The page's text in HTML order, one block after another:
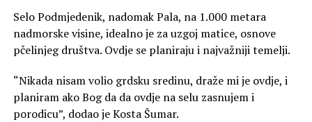
Selo Podmjedenik, nadomak Pala, na 1.000 metara
nadmorske visine, idealno je za uzgoj matice, osnove
pčelinjeg društva. Ovdje se planiraju i najvažniji temelji.
“Nikada nisam volio grdsku sredinu, draže mi je ovdje, i
planiram ako Bog da da ovdje na selu zasnujem i
porodicu”, dodao je Kosta Šumar.